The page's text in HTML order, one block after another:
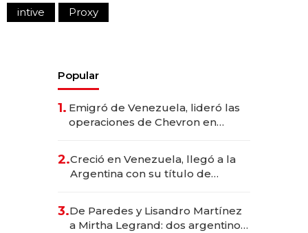
intive Proxy
Popular
1. Emigró de Venezuela, lideró las
operaciones de Chevron en
2.Creció en Venezuela, llegó a la
Argentina con su título de
las marcas "fast premium"
3.De Paredes y Lisandro Martínez
a Mirtha Legrand: dos argentinos